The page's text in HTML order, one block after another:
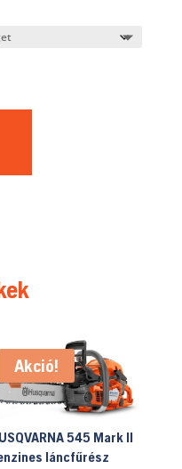
Akció!
545 Mark II
láncfűrész